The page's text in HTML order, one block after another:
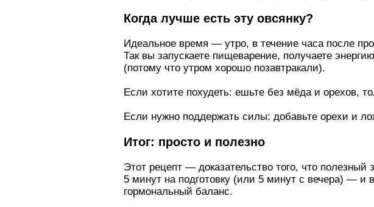
Когда лучше есть эту овсянку?
Идеальное время — утро, в течение часа после
Так вы запускаете пищеварение, получаете
(потому что утром хорошо позавтракали).
Если хотите похудеть: ешьте без мёда и орехов,
Если нужно поддержать силы: добавьте орехи и
Итог: просто и полезно
Этот рецепт — доказательство того, что полезный
5 минут на подготовку (или 5 минут с вечера) — и
гормональный баланс.